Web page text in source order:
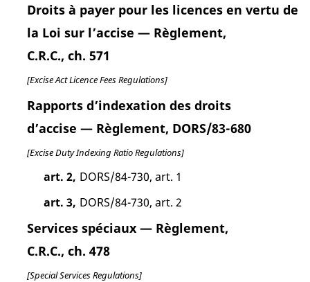
Droits à payer pour les licences en vertu de
la Loi sur l’accise — Règlement,
C.R.C., ch. 571
[Excise Act Licence Fees Regulations]
Rapports d’indexation des droits
d’accise — Règlement, DORS/83-680
[Excise Duty Indexing Ratio Regulations]
art. 2, DORS/84-730, art. 1
art. 3, DORS/84-730, art. 2
Services spéciaux — Règlement,
C.R.C., ch. 478
[Special Services Regulations]